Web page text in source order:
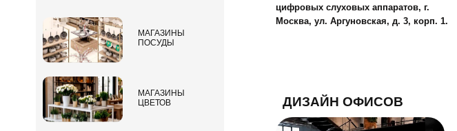
цифровых слуховых аппаратов, г.
Москва, ул. Аргуновская, д. 3, корп. 1.
ДИЗАЙН ОФИСОВ
МАГАЗИНЫ
ПОСУДЫ
МАГАЗИНЫ
ЦВЕТОВ